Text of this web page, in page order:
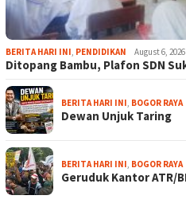
BERITA HARI INI, PENDIDIKAN August 6, 2026
Ditopang Bambu, Plafon SDN
BERITA HARI INI, BOGOR RAYA
Dewan Unjuk Taring
BERITA HARI INI, BOGOR RAYA
Geruduk Kantor ATR/